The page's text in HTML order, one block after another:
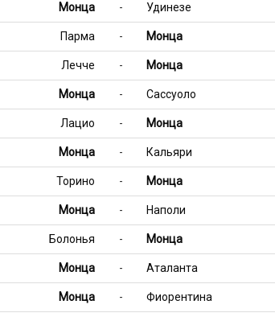
Монца - Удинезе
Парма - Монца
Лечче - Монца
Монца - Сассуоло
Лацио - Монца
Монца - Кальяри
Торино - Монца
Монца - Наполи
Болонья - Монца
Монца - Аталанта
Монца - Фиорентина